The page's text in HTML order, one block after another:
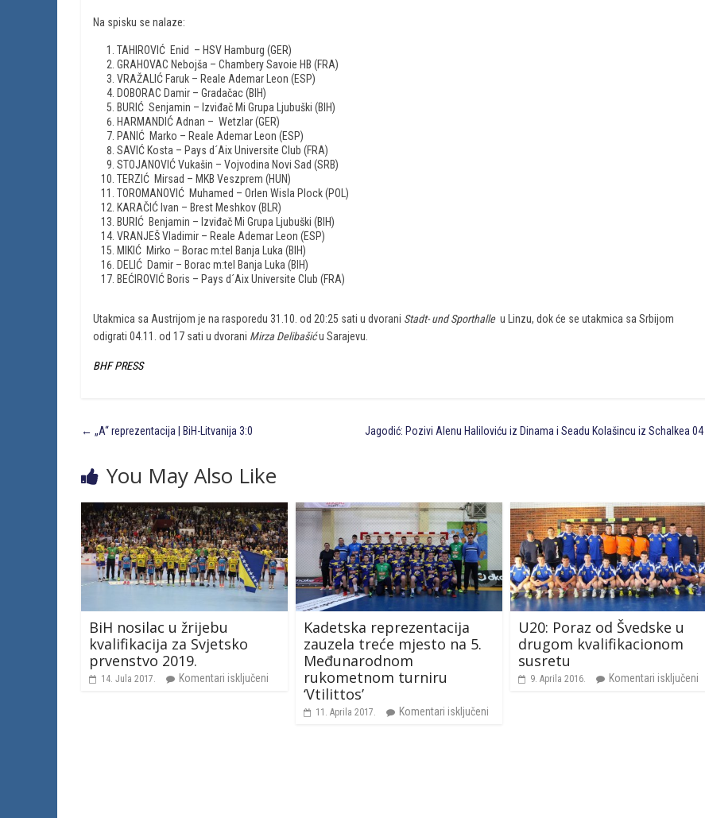
Na spisku se nalaze:
TAHIROVIĆ Enid – HSV Hamburg (GER)
GRAHOVAC Nebojša – Chambery Savoie HB (FRA)
VRAŽALIĆ Faruk – Reale Ademar Leon (ESP)
DOBORAC Damir – Gradačac (BIH)
BURIĆ Senjamin – Izviđač Mi Grupa Ljubuški (BIH)
HARMANDIĆ Adnan – Wetzlar (GER)
PANIĆ Marko – Reale Ademar Leon (ESP)
SAVIĆ Kosta – Pays d´Aix Universite Club (FRA)
STOJANOVIĆ Vukašin – Vojvodina Novi Sad (SRB)
TERZIĆ Mirsad – MKB Veszprem (HUN)
TOROMANOVIĆ Muhamed – Orlen Wisla Plock (POL)
KARAČIĆ Ivan – Brest Meshkov (BLR)
BURIĆ Benjamin – Izviđač Mi Grupa Ljubuški (BIH)
VRANJEŠ Vladimir – Reale Ademar Leon (ESP)
MIKIĆ Mirko – Borac m:tel Banja Luka (BIH)
DELIĆ Damir – Borac m:tel Banja Luka (BIH)
BEĆIROVIĆ Boris – Pays d´Aix Universite Club (FRA)
Utakmica sa Austrijom je na rasporedu 31.10. od 20:25 sati u dvorani Stadt- und Sporthalle u Linzu, dok će se utakmica sa Srbijom
odigrati 04.11. od 17 sati u dvorani Mirza Delibašiću Sarajevu.
BHF PRESS
← „A“ reprezentacija | BiH-Litvanija 3:0 Jagodić: Pozivi Alenu Haliloviću iz Dinama i Seadu Kolašincu iz Schalkea 04
You May Also Like
BiH nosilac u žrijebu
kvalifikacija za Svjetsko
prvenstvo 2019.
14. Jula 2017. Komentari isključeni
Kadetska reprezentacija
zauzela treće mjesto na 5.
Međunarodnom
rukometnom turniru
‘Vtilittos’
11. Aprila 2017. Komentari isključeni
U20: Poraz od Švedske u
drugom kvalifikacionom
susretu
9. Aprila 2016. Komentari isključeni